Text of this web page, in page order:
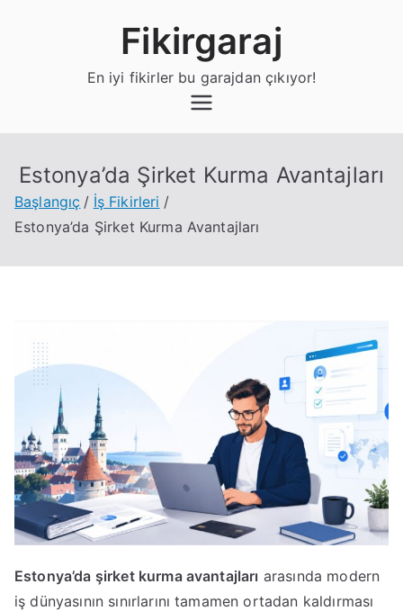
Fikirgaraj
En iyi fikirler bu garajdan çıkıyor!
Estonya’da Şirket Kurma Avantajları
Başlangıç
İş Fikirleri
Estonya’da Şirket Kurma Avantajları
Estonya’da şirket kurma avantajları arasında modern
iş dünyasının sınırlarını tamamen ortadan kaldırması